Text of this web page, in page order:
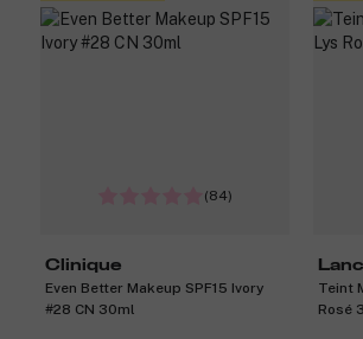
(84)
Clinique
Even Better Makeup SPF15 Ivory
#28 CN 30ml
Teint
Rosé